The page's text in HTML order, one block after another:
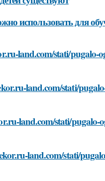
использовать для
land.com/stati/
land.com/stati/
land.com/stati/
land.com/stati/